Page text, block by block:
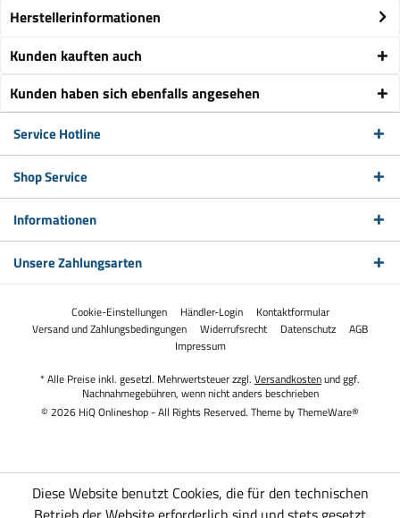
Herstellerinformationen
Kunden kauften auch
Kunden haben sich ebenfalls angesehen
Service Hotline
Shop Service
Informationen
Unsere Zahlungsarten
Cookie-Einstellungen Händler-Login
Kontaktformular
Versand und Zahlungsbedingungen
Widerrufsrecht Datenschutz
AGB
Impressum
* Alle Preise inkl. gesetzl. Mehrwertsteuer zzgl. Versandkostenund ggf.
Nachnahmegebühren, wenn nicht anders beschrieben
© 2026 HiQ Onlineshop - All Rights Reserved. Theme byThemeWare®
Diese Website benutzt Cookies, die für den technischen